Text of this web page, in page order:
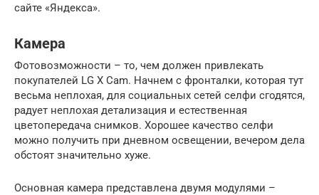
сайте «Яндекса».
Камера
Фотовозможности – то, чем должен привлекать
покупателей LG X Cam. Начнем с фронталки, которая тут
весьма неплохая, для социальных сетей селфи сгодятся,
радует неплохая детализация и естественная
цветопередача снимков. Хорошее качество селфи
можно получить при дневном освещении, вечером дела
обстоят значительно хуже.
Основная камера представлена двумя модулями –